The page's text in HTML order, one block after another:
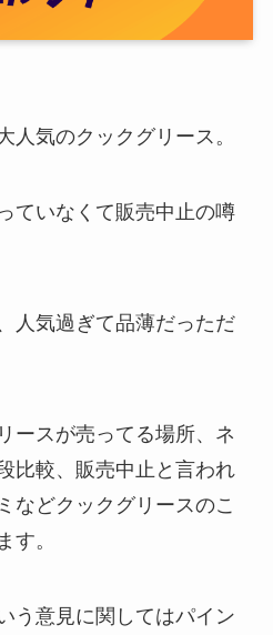
人気のクックグリース。
ていなくて販売中止の噂
人気過ぎて品薄だっただ
ースが売ってる場所、ネ
比較、販売中止と言われ
などクックグリースのこ
す。
う意見に関してはパイン